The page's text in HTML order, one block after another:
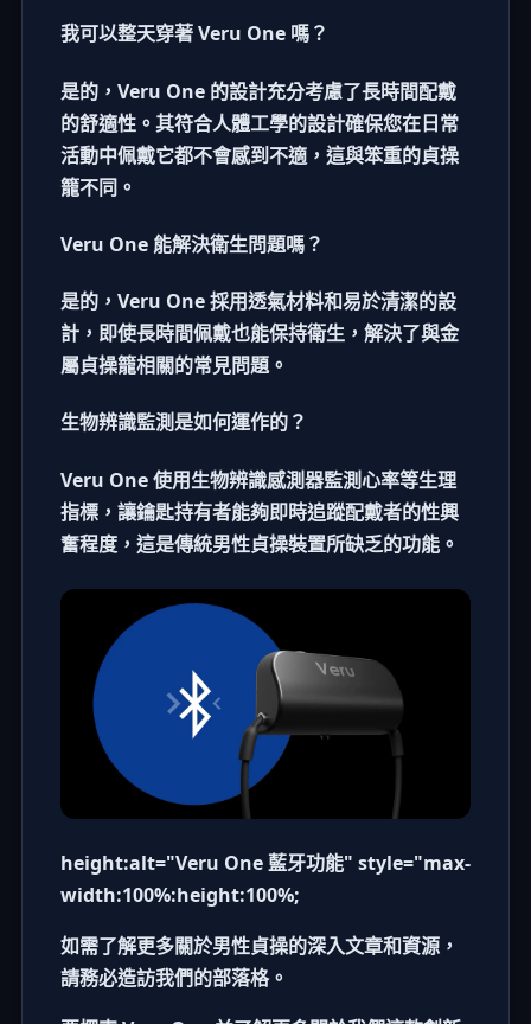
我可以整天穿著 Veru One 嗎？
是的，Veru One 的設計充分考慮了長時間配戴
的舒適性。其符合人體工學的設計確保您在日常
活動中佩戴它都不會感到不適，這與笨重的貞操
籠不同。
Veru One 能解決衛生問題嗎？
是的，Veru One 採用透氣材料和易於清潔的設
計，即使長時間佩戴也能保持衛生，解決了與金
屬貞操籠相關的常見問題。
生物辨識監測是如何運作的？
Veru One 使用生物辨識感測器監測心率等生理
指標，讓鑰匙持有者能夠即時追蹤配戴者的性興
奮程度，這是傳統男性貞操裝置所缺乏的功能。
height:alt="Veru One 藍牙功能" style="max-
width:100%:height:100%;
如需了解更多關於男性貞操的深入文章和資源，
請務必造訪我們的部落格。